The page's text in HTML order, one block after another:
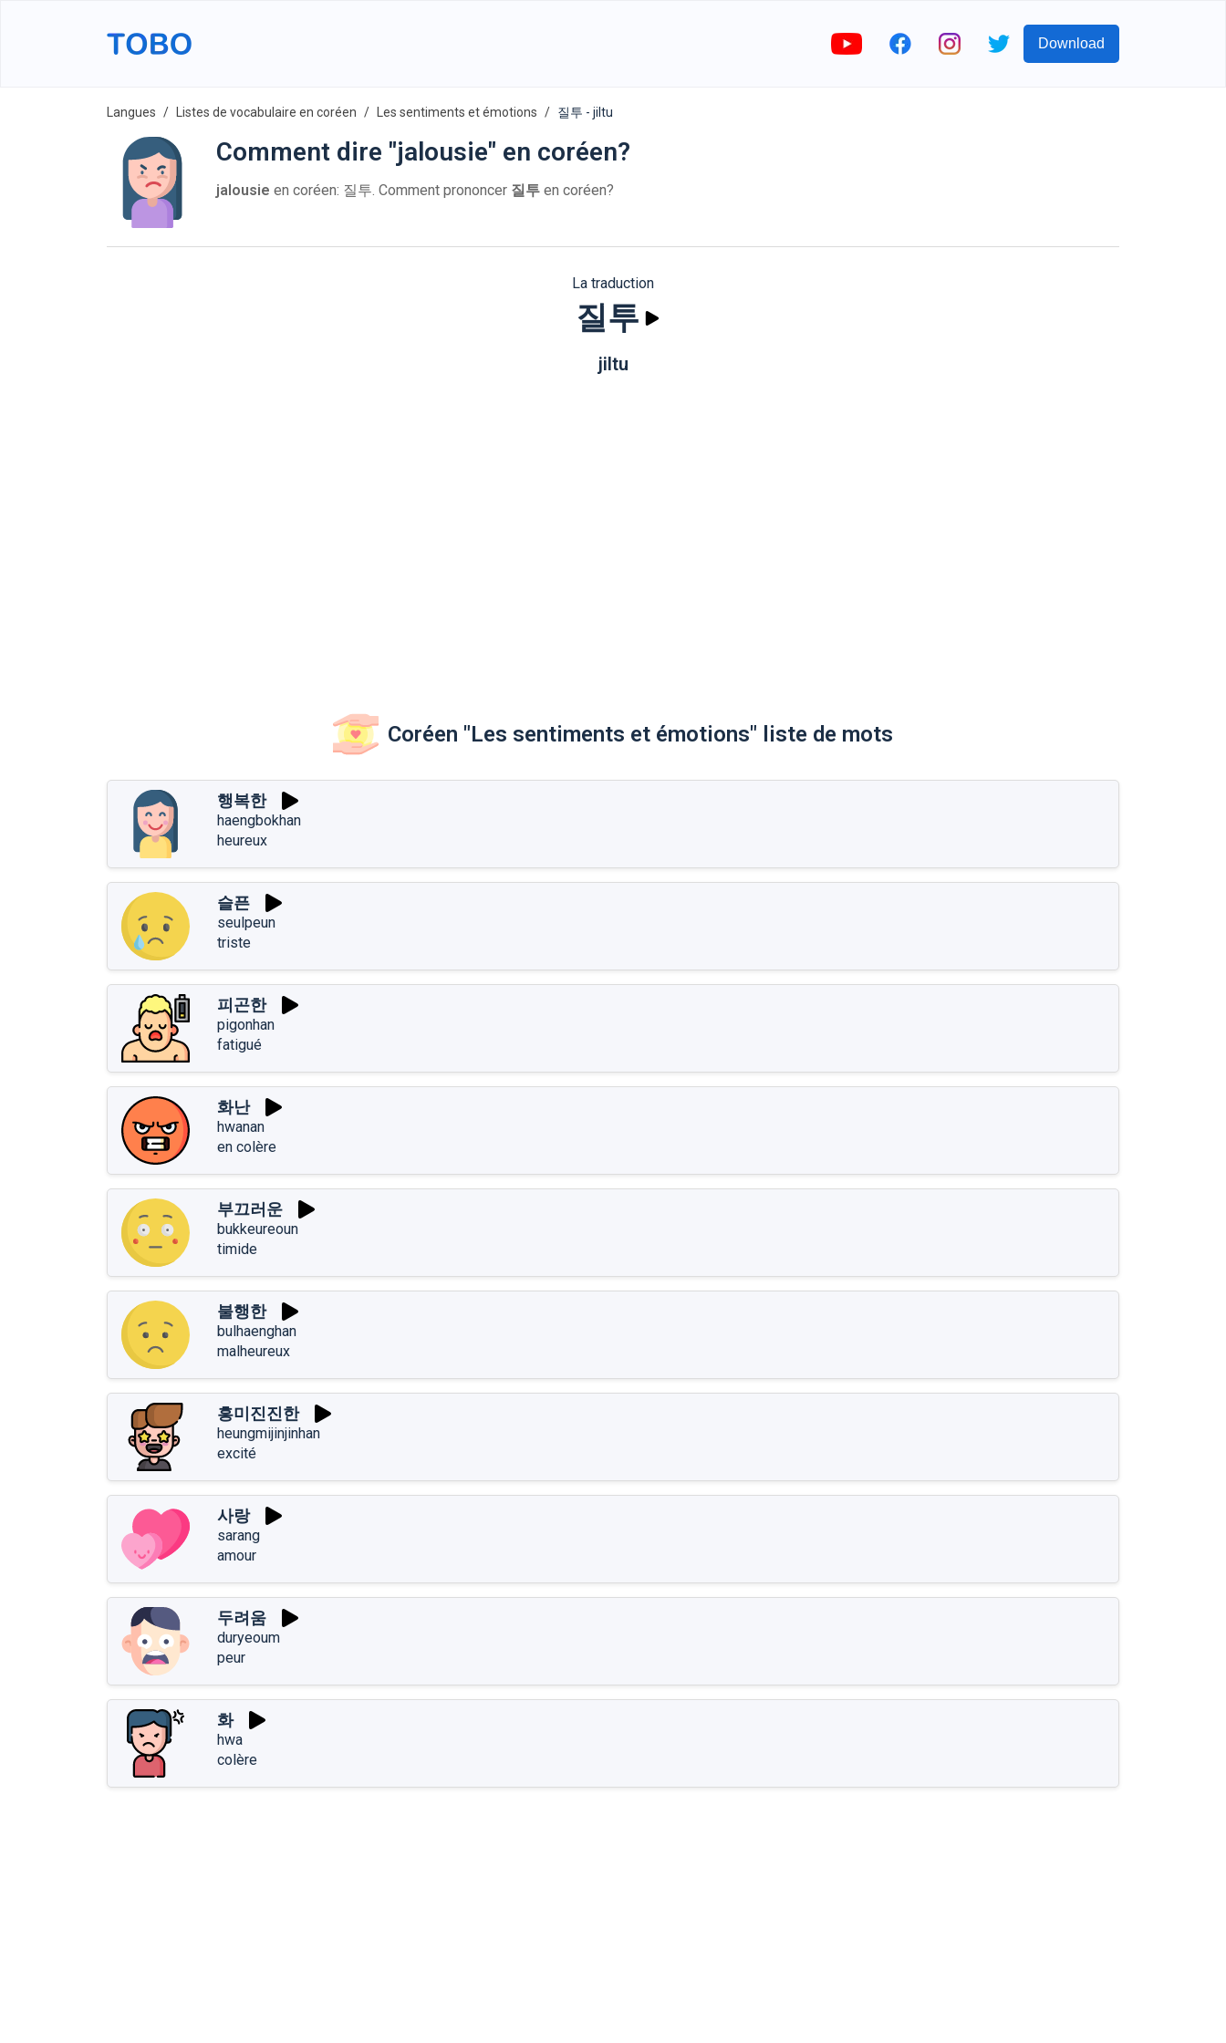
Download
Langues Listes de vocabulaire en coréen Les sentiments et émotions 질투 - jiltu
Comment dire "jalousie" en coréen?
jalousie en coréen: 질투. Comment prononcer 질투 en coréen?
La traduction
질투
jiltu
Coréen "Les sentiments et émotions" liste de mots
행복한
haengbokhan
heureux
슬픈
seulpeun
triste
피곤한
pigonhan
fatigué
화난
hwanan
en colère
부끄러운
bukkeureoun
timide
불행한
bulhaenghan
malheureux
흥미진진한
heungmijinjinhan
excité
사랑
sarang
amour
두려움
duryeoum
peur
화
hwa
colère